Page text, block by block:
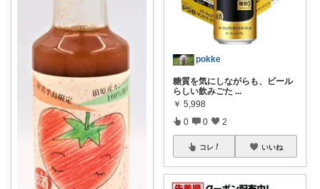
pokke
糖質を気にしながらも、ビール
らしい飲みごた ...
￥ 5,998
0 0 2
コレ いいね